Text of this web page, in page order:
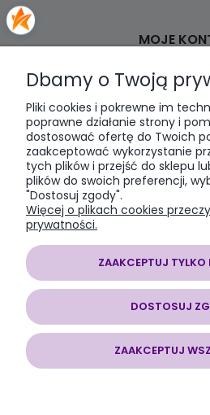
MOJE
PŁATNOŚCI I
O NAS
SOMAP sklep modelarski| al. Jana
śląskie | E-mail:
6462056771 REGON:
Dbamy o Twoją
Pliki cookies i pokrewne im
poprawne działanie strony i
dostosować ofertę do Twoich
zaakceptować wykorzystanie
tych plików i przejść do sklepu
plików do swoich preferencji,
"Dostosuj zgody".
Więcej o plikach cookies
prywatności.
ZAAKCEPTUJ TYLKO
DOSTOSUJ
ZAAKCEPTUJ